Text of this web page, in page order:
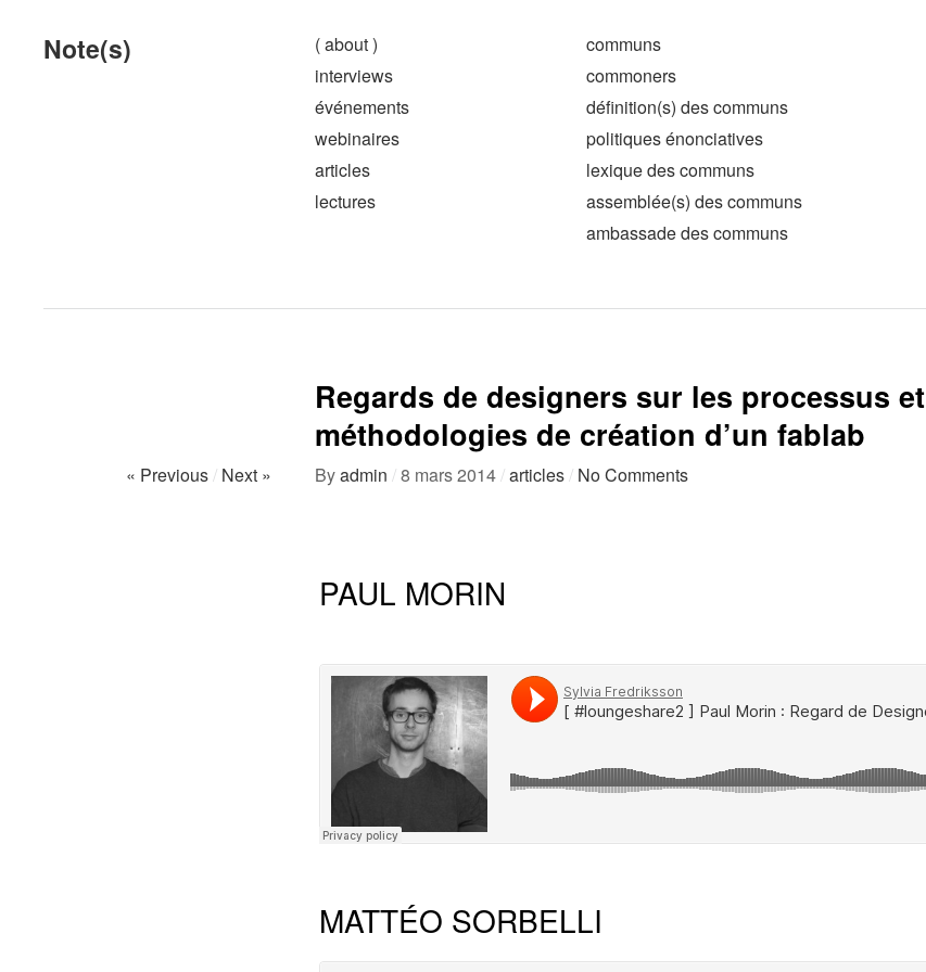
Note(s)
( about )
interviews
événements
webinaires
articles
lectures
communs
commoners
définition(s) des communs
politiques énonciatives
lexique des communs
assemblée(s) des communs
ambassade des communs
Regards de designers sur les processus et
méthodologies de création d’un fablab
« Previous/ Next » Byadmin /8 mars 2014/articles/ No Comments
PAUL MORIN
MATTÉO SORBELLI